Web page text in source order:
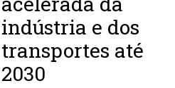
indústria e dos
transportes até
2030